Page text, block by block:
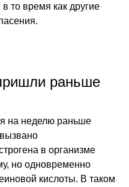
то время как другие
раньше
на неделю раньше
в организме
но одновременно
кислоты. В таком